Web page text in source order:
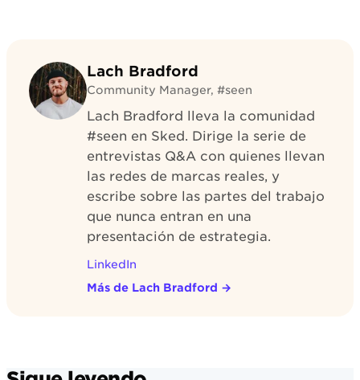
Lach Bradford
Community Manager, #seen
Lach Bradford lleva la comunidad
#seen en Sked. Dirige la serie de
entrevistas Q&A con quienes llevan
las redes de marcas reales, y
escribe sobre las partes del trabajo
que nunca entran en una
presentación de estrategia.
LinkedIn
Más de Lach Bradford →